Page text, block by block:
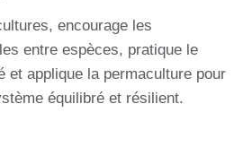
encourage les
entre espèces, pratique le
et applique la permaculture pour
équilibré et résilient.